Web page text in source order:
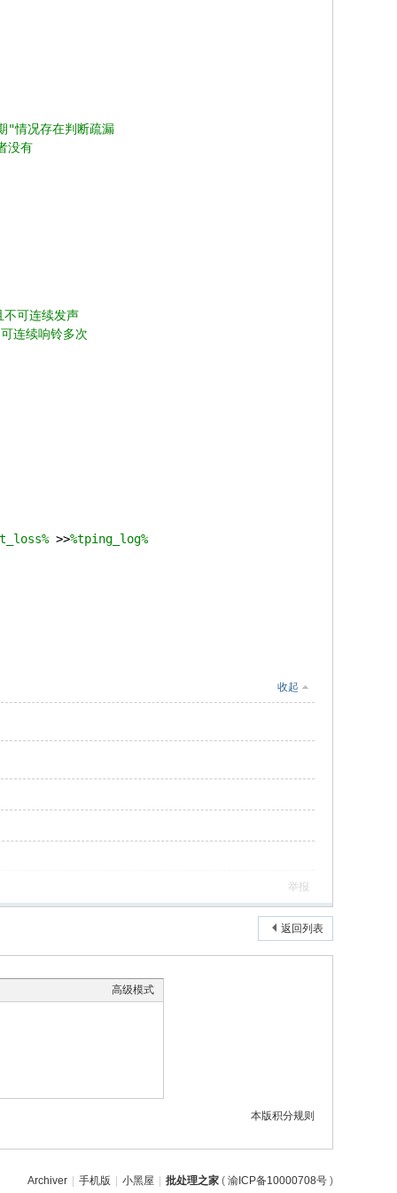
况存在判断疏漏
没有
可连续发声
连续响铃多次
>>%tping_log%
收起
举报
返回列表
高级模式
本版积分规则
Archiver 手机版 小黑屋 批处理之家 ( 渝ICP备10000708号 )